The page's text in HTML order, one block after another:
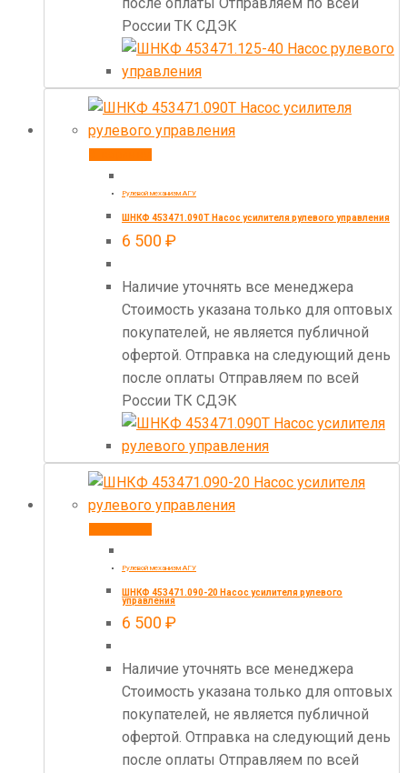
России ТК СДЭК
Рулевой механизм АГУ
ШНКФ 453471.090Т Насос усилителя рулевого управления
6 500 ₽
Наличие уточнять все менеджера
Стоимость указана только для оптовых
покупателей, не является публичной
офертой. Отправка на следующий день
после оплаты Отправляем по всей
России ТК СДЭК
Рулевой механизм АГУ
ШНКФ 453471.090-20 Насос усилителя рулевого
управления
6 500 ₽
Наличие уточнять все менеджера
Стоимость указана только для оптовых
покупателей, не является публичной
офертой. Отправка на следующий день
после оплаты Отправляем по всей